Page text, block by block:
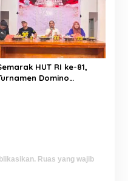
HUT RI ke-81,
Domino
Ruas yang wajib